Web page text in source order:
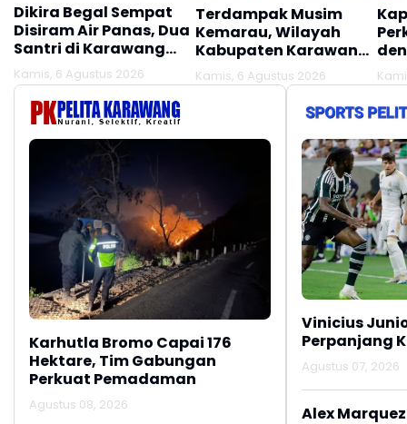
Dikira Begal Sempat
Disiram Air Panas, Dua
Santri di Karawang
Terluka Akibat Aksi
Oknum Linmas
Kamis, 6 Agustus 2026
Terdampak Musim
Kemarau, Wilayah
Kabupaten Karawang
Kekeringan Makin
Meluas
Kamis, 6 Agustus 2026
Karhutla Bromo Capai 176
Hektare, Tim Gabungan
Perkuat Pemadaman
Agustus 08, 2026
Vinicius
Perpanjang
Agustus 07, 2026
Alex